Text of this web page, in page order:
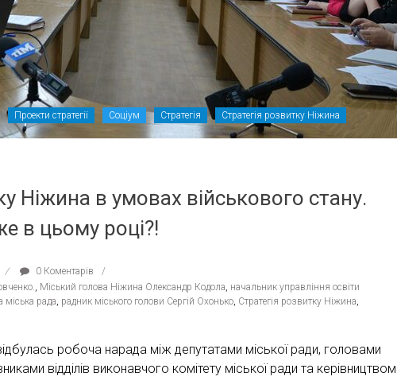
Проекти стратегії Соціум Стратегія Стратегія розвитку Ніжина
Ніжина в умовах військового стану.
в цьому році?!
0 Коментарів
Міський голова Ніжина Олександр Кодола начальник управління освіти
міська рада радник міського голови Сергій Охонько Стратегія розвитку Ніжина
робоча нарада між депутатами міської ради, головами
відділів виконавчого комітету міської ради та керівництвом